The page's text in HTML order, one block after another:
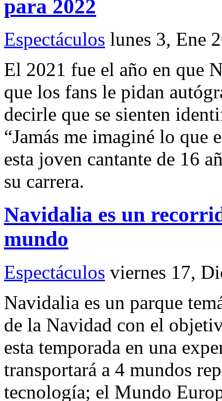
para 2022
Espectáculos lunes 3, Ene
El 2021 fue el año en que
que los fans le pidan
decirle que se sienten
“Jamás me imaginé lo
esta joven cantante de 16
su carrera.
Navidalia es un
mundo
Espectáculos viernes 17,
Navidalia es un parque
de la Navidad con el
esta temporada en una
transportará a 4 mundos
tecnología; el Mundo